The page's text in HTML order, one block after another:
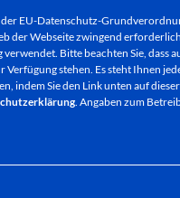
EU-Datenschutz-
der Webseite zwingend
Bitte beachten Sie, dass
stehen. Es steht Ihnen
indem Sie den Link unten auf
. Angaben zum
das Matthias
Chef des Bad
durfte nur mit
zu den üblichen
allein das Ja-Wort.